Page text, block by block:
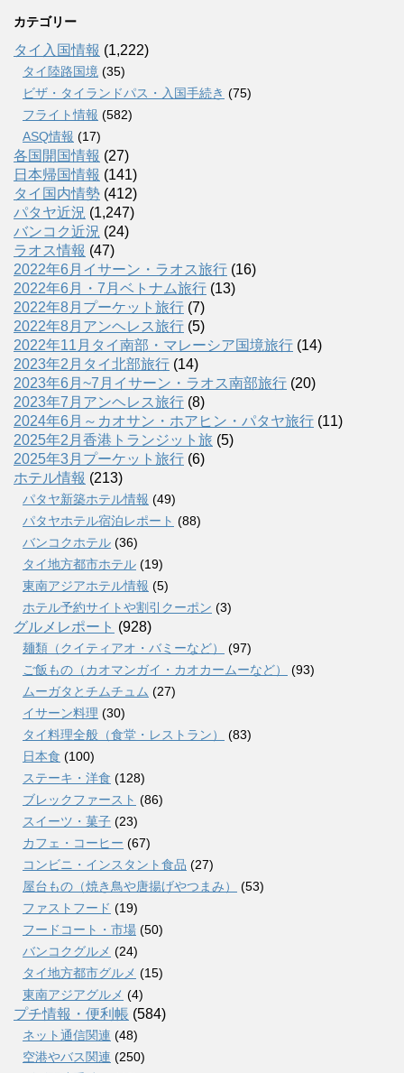
カテゴリー
タイ入国情報 (1,222)
タイ陸路国境 (35)
ビザ・タイランドパス・入国手続き (75)
フライト情報 (582)
ASQ情報 (17)
各国開国情報 (27)
日本帰国情報 (141)
タイ国内情勢 (412)
パタヤ近況 (1,247)
バンコク近況 (24)
ラオス情報 (47)
2022年6月イサーン・ラオス旅行 (16)
2022年6月・7月ベトナム旅行 (13)
2022年8月プーケット旅行 (7)
2022年8月アンヘレス旅行 (5)
2022年11月タイ南部・マレーシア国境旅行 (14)
2023年2月タイ北部旅行 (14)
2023年6月~7月イサーン・ラオス南部旅行 (20)
2023年7月アンヘレス旅行 (8)
2024年6月～カオサン・ホアヒン・パタヤ旅行 (11)
2025年2月香港トランジット旅 (5)
2025年3月プーケット旅行 (6)
ホテル情報 (213)
パタヤ新築ホテル情報 (49)
パタヤホテル宿泊レポート (88)
バンコクホテル (36)
タイ地方都市ホテル (19)
東南アジアホテル情報 (5)
ホテル予約サイトや割引クーポン (3)
グルメレポート (928)
麺類（クイティアオ・バミーなど）
(97)
ご飯もの（カオマンガイ・カオカームーなど）
(93)
ムーガタとチムチュム (27)
イサーン料理 (30)
タイ料理全般（食堂・レストラン）
(83)
日本食 (100)
ステーキ・洋食 (128)
ブレックファースト (86)
スイーツ・菓子 (23)
カフェ・コーヒー (67)
コンビニ・インスタント食品 (27)
屋台もの（焼き鳥や唐揚げやつまみ）
(53)
ファストフード (19)
フードコート・市場 (50)
バンコクグルメ (24)
タイ地方都市グルメ (15)
東南アジアグルメ (4)
プチ情報・便利帳 (584)
ネット通信関連 (48)
空港やバス関連 (250)